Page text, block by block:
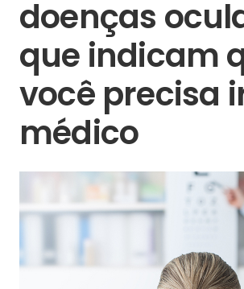
doenças
que indicam
você precisa
médico